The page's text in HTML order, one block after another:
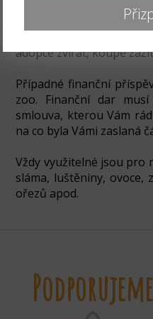
adopce zvířat, koupě
Případné finanční
zoo. Finanční dar
smlouva, kterou Vám
na co byla Vámi zaslaná
Vždy využitelné jsou pro
sláma, luštěniny, ovoce,
ořezů apod.
Podporujeme